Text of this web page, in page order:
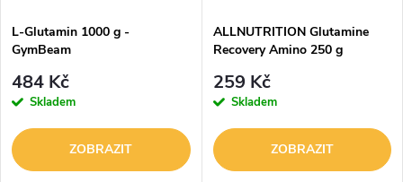
L-Glutamin 1000 g -
GymBeam
484 Kč
Skladem
ZOBRAZIT
ALLNUTRITION Glutamine
Recovery Amino 250 g
259 Kč
Skladem
ZOBRAZIT